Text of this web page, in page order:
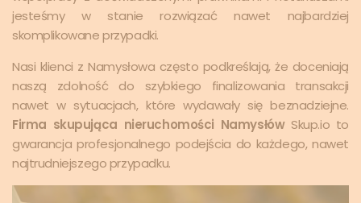
jesteśmy w stanie rozwiązać nawet najbardziej
skomplikowane przypadki.
Nasi klienci z Namysłowa często podkreślają, że doceniają
naszą zdolność do szybkiego finalizowania transakcji
nawet w sytuacjach, które wydawały się beznadziejne.
Firma skupująca nieruchomości NamysłówSkup.io to
gwarancja profesjonalnego podejścia do każdego, nawet
najtrudniejszego przypadku.